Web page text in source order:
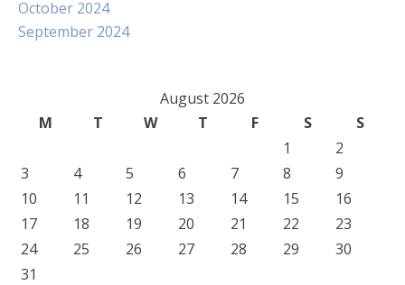
October 2024
September 2024
August 2026
M
T W T F S
S
1
2
3
4 5 6 7 8
9
10
11 12 13 14 15
16
17
18 19 20 21 22
23
24
25 26 27 28 29
30
31